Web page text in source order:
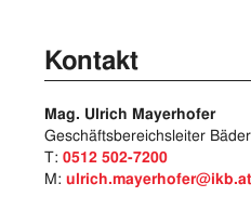
Kontakt
Mag. Ulrich Mayerhofer
Geschäftsbereichsleiter Bäder
T: 0512 502-7200
M: ulrich.mayerhofer@ikb.at